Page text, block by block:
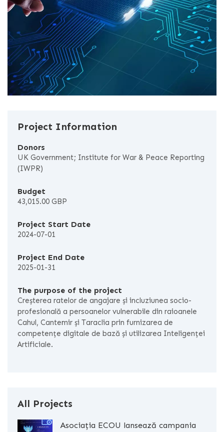
Project Information
Donors
UK Government; Institute for War & Peace Reporting
(IWPR)
Budget
43,015.00 GBP
Project Start Date
2024-07-01
Project End Date
2025-01-31
The purpose of the project
Creșterea ratelor de angajare și incluziunea socio-
profesională a persoanelor vulnerabile din raioanele
Cahul, Cantemir și Taraclia prin furnizarea de
competențe digitale de bază și utilizarea Inteligenței
Artificiale.
All Projects
Asociația ECOU lansează campania